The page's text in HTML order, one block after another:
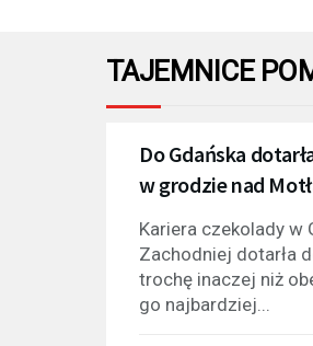
TAJEMNICE
Do Gdańska
w grodzie nad
Kariera czekolady w
Zachodniej dotarła
trochę inaczej niż
go najbardziej...